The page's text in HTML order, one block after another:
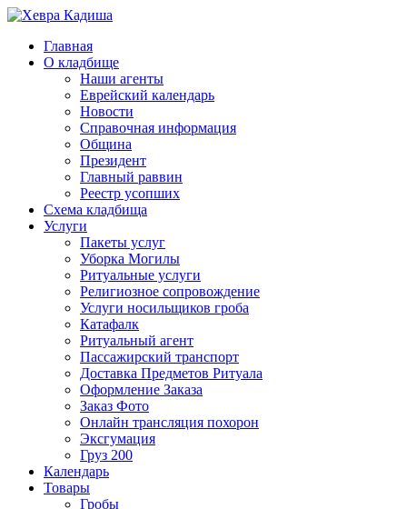
Главная
О кладбище
Наши агенты
Еврейский календарь
Новости
Справочная информация
Община
Президент
Главный раввин
Реестр усопших
Схема кладбища
Услуги
Пакеты услуг
Уборка Могилы
Ритуальные услуги
Религиозное сопровождение
Услуги носильщиков гроба
Катафалк
Ритуальный агент
Пассажирский транспорт
Доставка Предметов Ритуала
Оформление Заказа
Заказ Фото
Онлайн трансляция похорон
Эксгумация
Груз 200
Календарь
Товары
Гробы